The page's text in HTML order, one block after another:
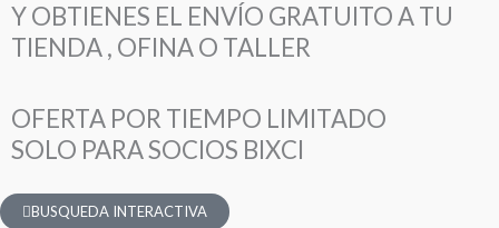
Y OBTIENES EL ENVÍO GRATUITO A TU
TIENDA , OFINA O TALLER
OFERTA POR TIEMPO LIMITADO
SOLO PARA SOCIOS BIXCI
BUSQUEDA INTERACTIVA